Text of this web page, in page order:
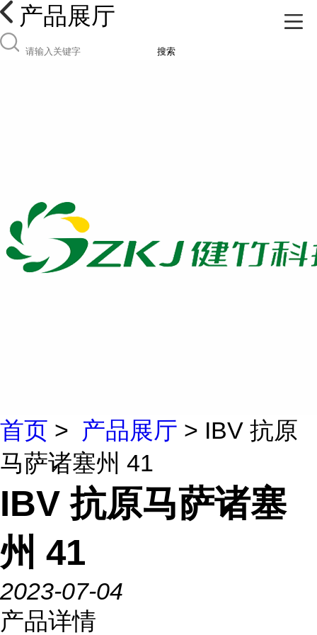
产品展厅
搜索
首页 > 产品展厅 > IBV 抗原
马萨诸塞州 41
IBV 抗原马萨诸塞
州 41
2023-07-04
产品详情